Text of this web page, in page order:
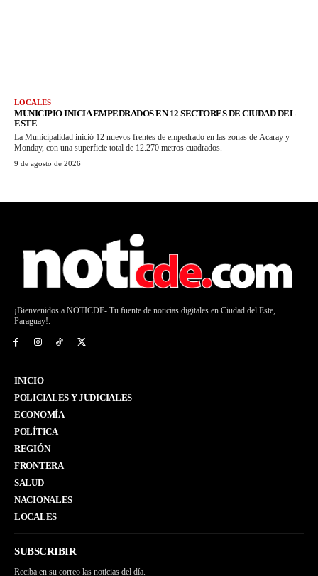
LOCALES
MUNICIPIO INICIA EMPEDRADOS EN 12 SECTORES DE CIUDAD DEL
ESTE
La Municipalidad inició 12 nuevos frentes de empedrado en las zonas de Acaray y
Monday, con una superficie total de 12.270 metros cuadrados.
9 de agosto de 2026
¡Bienvenidos a NOTICDE- Tu fuente de noticias digitales en Ciudad del Este,
Paraguay!.
INICIO
POLICIALES Y JUDICIALES
ECONOMÍA
POLÍTICA
REGIÓN
FRONTERA
SALUD
NACIONALES
LOCALES
SUBSCRIBIR
Reciba en su correo las noticias del día.